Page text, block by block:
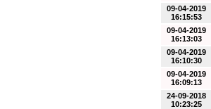
09-04-2019
16:15:53
09-04-2019
16:13:03
09-04-2019
16:10:30
09-04-2019
16:09:13
24-09-2018
10:23:25